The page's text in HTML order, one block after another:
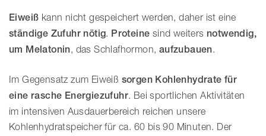
Eiweiß kann nicht gespeichert werden, daher ist eine
ständige Zufuhr nötig. Proteine sind weiters notwendig,
um Melatonin, das Schlafhormon, aufzubauen.
Im Gegensatz zum Eiweiß sorgen Kohlenhydrate für
eine rasche Energiezufuhr. Bei sportlichen Aktivitäten
im intensiven Ausdauerbereich reichen unsere
Kohlenhydratspeicher für ca. 60 bis 90 Minuten. Der